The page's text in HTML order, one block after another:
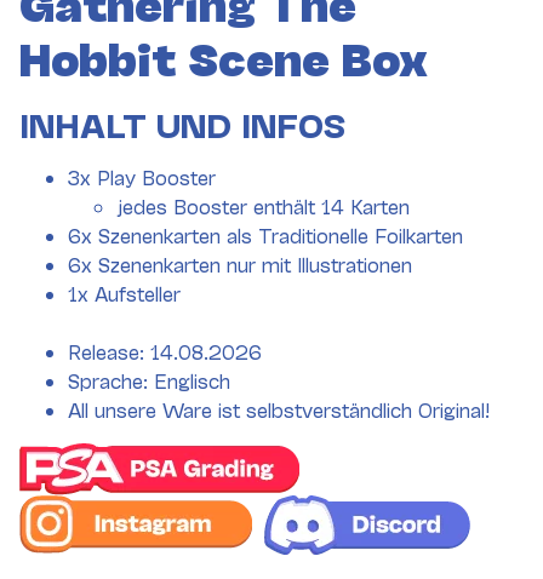
Hobbit Scene Box
INHALT UND INFOS
3x Play Booster
jedes Booster enthält 14 Karten
6x Szenenkarten als Traditionelle Foilkarten
6x Szenenkarten nur mit Illustrationen
1x Aufsteller
Release: 14.08.2026
Sprache: Englisch
All unsere Ware ist selbstverständlich Original!